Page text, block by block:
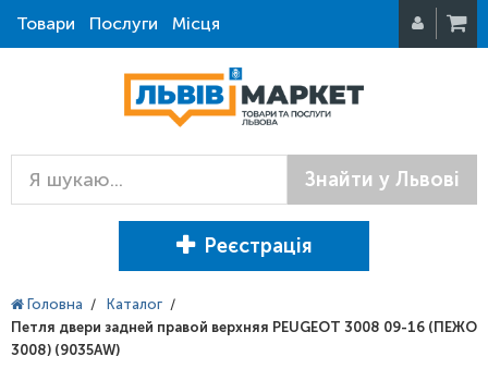
Товари Послуги Місця
Знайти у Львові
Реєстрація
Головна / Каталог /
Петля двери задней правой верхняя PEUGEOT 3008 09-16 (ПЕЖО
3008) (9035AW)